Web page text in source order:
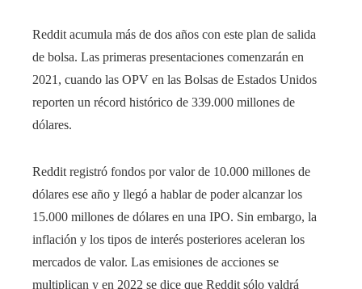
Reddit acumula más de dos años con este plan de salida
de bolsa. Las primeras presentaciones comenzarán en
2021, cuando las OPV en las Bolsas de Estados Unidos
reporten un récord histórico de 339.000 millones de
dólares.
Reddit registró fondos por valor de 10.000 millones de
dólares ese año y llegó a hablar de poder alcanzar los
15.000 millones de dólares en una IPO. Sin embargo, la
inflación y los tipos de interés posteriores aceleran los
mercados de valor. Las emisiones de acciones se
multiplican y en 2022 se dice que Reddit sólo valdrá